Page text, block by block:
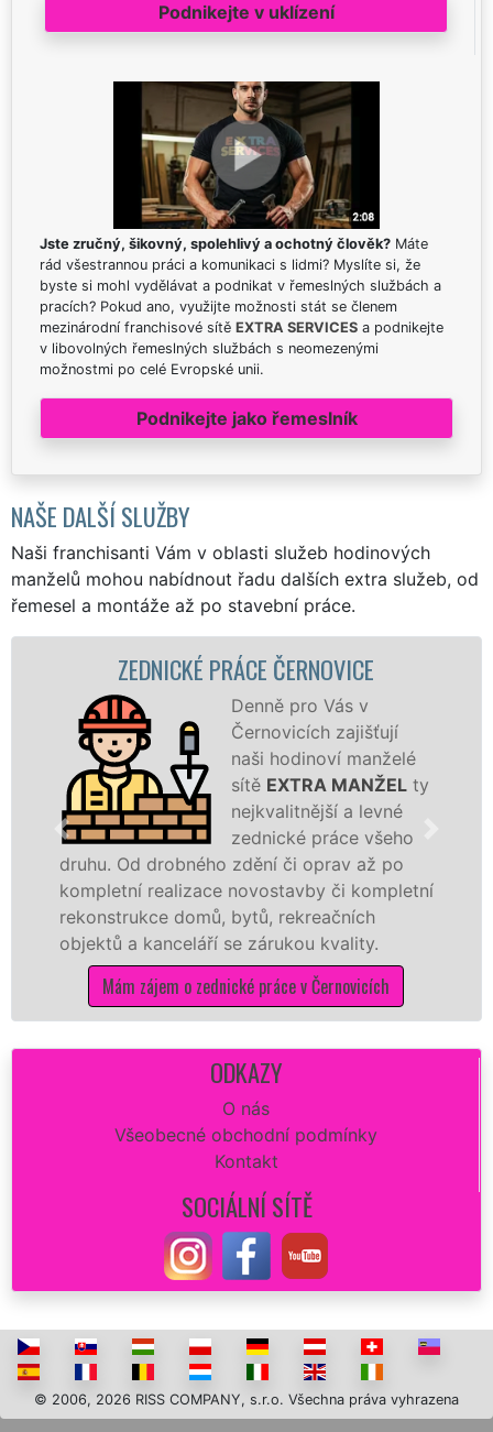
Podnikejte v uklízení
Jste zručný, šikovný, spolehlivý a ochotný člověk? Máte
rád všestrannou práci a komunikaci s lidmi? Myslíte si, že
byste si mohl vydělávat a podnikat v řemeslných službách a
pracích? Pokud ano, využijte možnosti stát se členem
mezinárodní franchisové sítě EXTRA SERVICES a podnikejte
v libovolných řemeslných službách s neomezenými
možnostmi po celé Evropské unii.
Podnikejte jako řemeslník
NAŠE DALŠÍ SLUŽBY
Naši franchisanti Vám v oblasti služeb hodinových
manželů mohou nabídnout řadu dalších extra služeb, od
řemesel a montáže až po stavební práce.
ZEDNICKÉ PRÁCE ČERNOVICE
Denně pro Vás v
Černovicích zajišťují
naši hodinoví manželé
sítěEXTRA MANŽELty
nejkvalitnější a levné
zednické práce všeho
Od drobného zdění či oprav až po
realizace novostavby či kompletní
domů, bytů, rekreačních
a kanceláří se zárukou kvality.
zájem o zednické práce v Černovicích
ODKAZY
O nás
Všeobecné obchodní podmínky
Kontakt
SOCIÁLNÍ SÍTĚ
© 2006, 2026 RISS COMPANY, s.r.o. Všechna práva vyhrazena